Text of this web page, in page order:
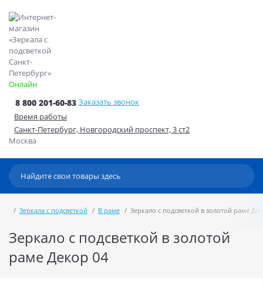
Онлайн
8 800 201-60-83 Заказать звонок
Время работы
Санкт-Петербург, Новгородский проспект, 3 ст2
Москва
Зеркала с подсветкой В раме Зеркало с подсветкой в золотой раме
Зеркало с подсветкой в золотой
раме Декор 04